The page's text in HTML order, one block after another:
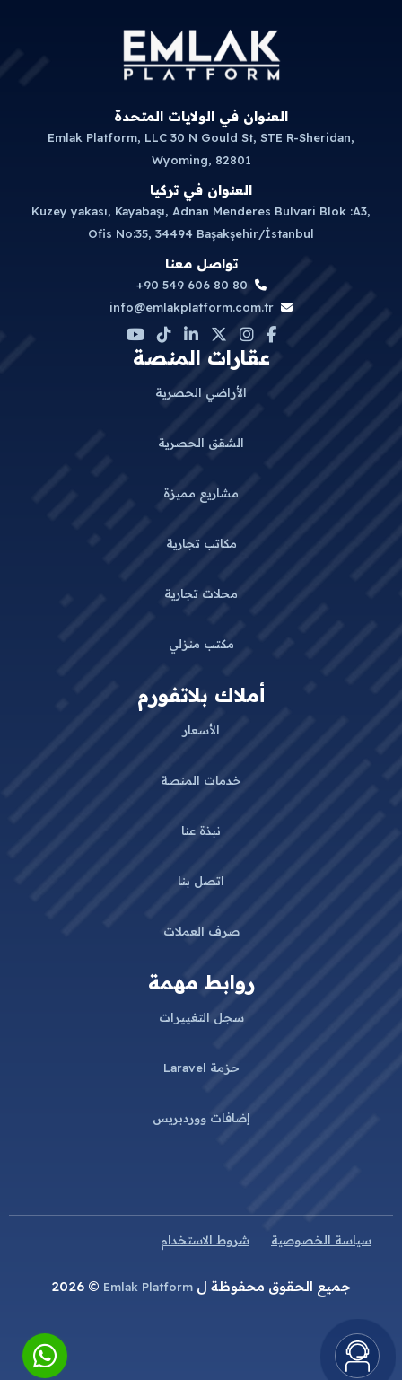
العنوان في الولايات المتحدة
Emlak Platform, LLC 30 N Gould St, STE R-Sheridan,
Wyoming, 82801
العنوان في تركيا
Kuzey yakası, Kayabaşı, Adnan Menderes Bulvari Blok :A3,
Ofis No:35, 34494 Başakşehir/İstanbul
تواصل معنا
+90 549 606 80 80
info@emlakplatform.com.tr
عقارات المنصة
الأراضي الحصرية
الشقق الحصرية
مشاريع مميزة
مكاتب تجارية
محلات تجارية
مكتب منزلي
أملاك بلاتفورم
الأسعار
خدمات المنصة
نبذة عنا
اتصل بنا
صرف العملات
روابط مهمة
سجل التغييرات
حزمة Laravel
إضافات ووردبريس
سياسة الخصوصية شروط الاستخدام
جميع الحقوق محفوظة ل Emlak Platform
© 2026